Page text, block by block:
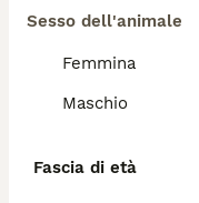
Sesso dell'animale
Femmina
Maschio
Fascia di età